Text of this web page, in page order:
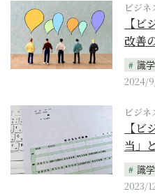
ビジネ
【
改善
識学
2024/
ビジネ
【
当」
識学
2023/